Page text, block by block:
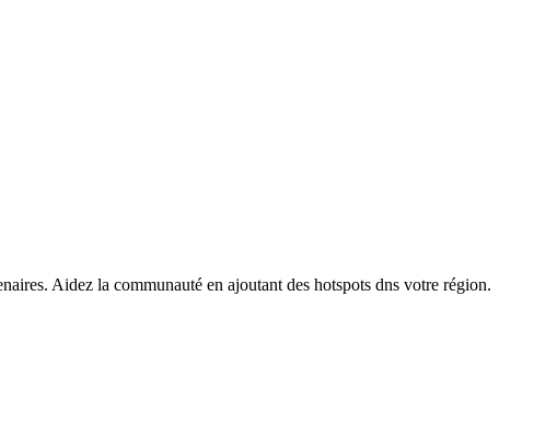
Aidez la communauté en ajoutant des hotspots dns votre région.